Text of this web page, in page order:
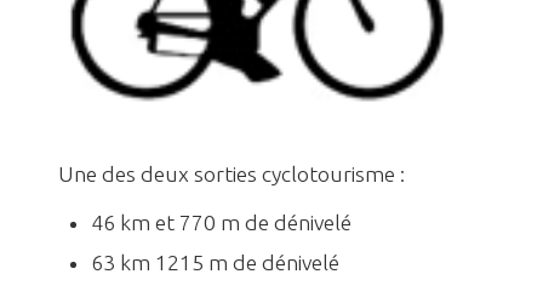
Une des deux sorties cyclotourisme :
46 km et 770 m de dénivelé
63 km 1215 m de dénivelé